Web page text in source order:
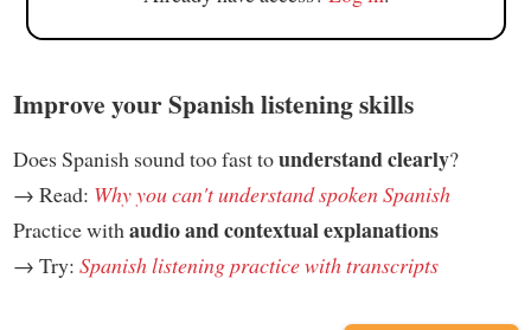
Improve your Spanish listening skills
Does Spanish sound too fast tounderstand clearly?
→ Read: Why you can't understand spoken Spanish
Practice with audio and contextual explanations
→ Try: Spanish listening practice with transcripts